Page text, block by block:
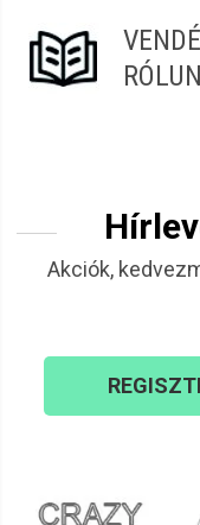
Akciók,